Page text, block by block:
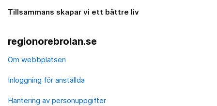
Tillsammans skapar vi ett bättre liv
regionorebrolan.se
Om webbplatsen
Inloggning för anställda
Hantering av personuppgifter